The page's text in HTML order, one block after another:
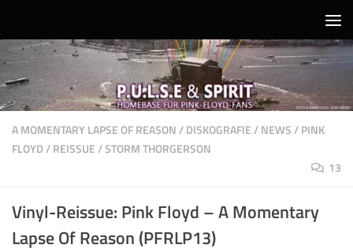
A MOMENTARY LAPSE OF REASON/DISKOGRAFIE/NEWS/PINK
FLOYD/REISSUE/STORM THORGERSON
13
Vinyl-Reissue: Pink Floyd – A Momentary
Lapse Of Reason (PFRLP13)